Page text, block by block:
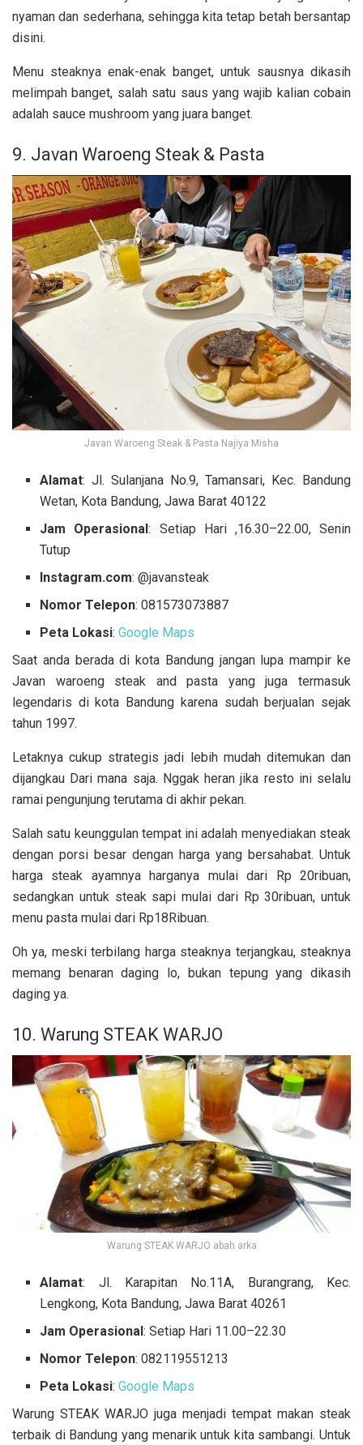
nyaman dan sederhana, sehingga kita tetap betah bersantap
disini.
Menu steaknya enak-enak banget, untuk sausnya dikasih
melimpah banget, salah satu saus yang wajib kalian cobain
adalah sauce mushroom yang juara banget.
9. Javan Waroeng Steak & Pasta
Javan Waroeng Steak & Pasta Najiya Misha
Alamat: Jl. Sulanjana No.9, Tamansari, Kec. Bandung
Wetan, Kota Bandung, Jawa Barat 40122
Jam Operasional: Setiap Hari ,16.30–22.00, Senin
Tutup
Instagram.com: @javansteak
Nomor Telepon: 081573073887
Peta Lokasi:Google Maps
Saat anda berada di kota Bandung jangan lupa mampir ke
Javan waroeng steak and pasta yang juga termasuk
legendaris di kota Bandung karena sudah berjualan sejak
tahun 1997.
Letaknya cukup strategis jadi lebih mudah ditemukan dan
dijangkau Dari mana saja. Nggak heran jika resto ini selalu
ramai pengunjung terutama di akhir pekan.
Salah satu keunggulan tempat ini adalah menyediakan steak
dengan porsi besar dengan harga yang bersahabat. Untuk
harga steak ayamnya harganya mulai dari Rp 20ribuan,
sedangkan untuk steak sapi mulai dari Rp 30ribuan, untuk
menu pasta mulai dari Rp18Ribuan.
Oh ya, meski terbilang harga steaknya terjangkau, steaknya
memang benaran daging lo, bukan tepung yang dikasih
daging ya.
10. Warung STEAK WARJO
Warung STEAK WARJO abah arka
Alamat: Jl. Karapitan No.11A, Burangrang, Kec.
Lengkong, Kota Bandung, Jawa Barat 40261
Jam Operasional: Setiap Hari 11.00–22.30
Nomor Telepon: 082119551213
Peta Lokasi:Google Maps
Warung STEAK WARJO juga menjadi tempat makan steak
terbaik di Bandung yang menarik untuk kita sambangi. Untuk